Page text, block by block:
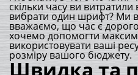
скільки часу ви
вибрати один шрифт? Ми
вважаємо, що час є
хочемо допомогти
використовувати ваші
розміру вашого бюджету.
Швидка та